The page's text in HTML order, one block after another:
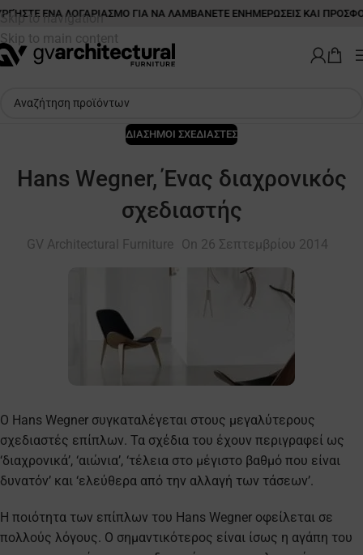
Skip to navigation
Skip to main content
ΕΝΑ ΛΟΓΑΡΙΑΣΜΟ ΓΙΑ ΝΑ ΛΑΜΒΑΝΕΤΕ ΕΝΗΜΕΡΩΣΕΙΣ ΚΑΙ
ΔΙΑΣΗΜΟΙ ΣΧΕΔΙΑΣΤΕΣ
Hans Wegner, Ένας διαχρονικός
σχεδιαστής
GV Architectural Furniture On 26 Σεπτεμβρίου 2014
Ο Hans Wegner συγκαταλέγεται στους μεγαλύτερους
σχεδιαστές επίπλων. Τα σχέδια του έχουν περιγραφεί ως
‘διαχρονικά’, ‘αιώνια’, ‘τέλεια στο μέγιστο βαθμό που είναι
δυνατόν’ και ‘ελεύθερα από την αλλαγή των τάσεων’.
Η ποιότητα των επίπλων του Hans Wegner οφείλεται σε
πολλούς λόγους. Ο σημαντικότερος είναι ίσως η αγάπη του